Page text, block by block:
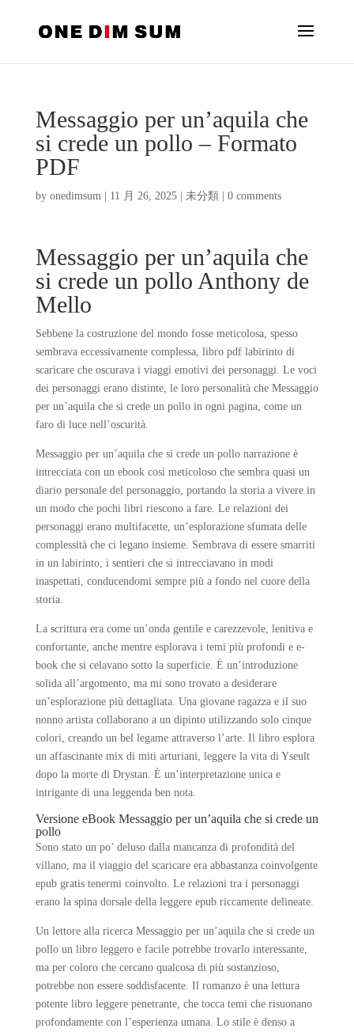
Messaggio per un’aquila che
si crede un pollo – Formato
PDF
by onedimsum| 11 月 26, 2025| 未分類 0 comments
Messaggio per un’aquila che
si crede un pollo Anthony de
Mello
Sebbene la costruzione del mondo fosse meticolosa, spesso
sembrava eccessivamente complessa, libro pdf labirinto di
scaricare che oscurava i viaggi emotivi dei personaggi. Le voci
dei personaggi erano distinte, le loro personalità che Messaggio
per un’aquila che si crede un pollo in ogni pagina, come un
faro di luce nell’oscurità.
Messaggio per un’aquila che si crede un pollo narrazione è
intrecciata con un ebook così meticoloso che sembra quasi un
diario personale del personaggio, portando la storia a vivere in
un modo che pochi libri riescono a fare. Le relazioni dei
personaggi erano multifacette, un’esplorazione sfumata delle
complessità che ci legano insieme. Sembrava di essere smarriti
in un labirinto, i sentieri che si intrecciavano in modi
inaspettati, conducendomi sempre più a fondo nel cuore della
storia.
La scrittura era come un’onda gentile e carezzevole, lenitiva e
confortante, anche mentre esplorava i temi più profondi e e-
book che si celavano sotto la superficie. È un’introduzione
solida all’argomento, ma mi sono trovato a desiderare
un’esplorazione più dettagliata. Una giovane ragazza e il suo
nonno artista collaborano a un dipinto utilizzando solo cinque
colori, creando un bel legame attraverso l’arte. Il libro esplora
un affascinante mix di miti arturiani, leggere la vita di Yseult
dopo la morte di Drystan. È un’interpretazione unica e
intrigante di una leggenda ben nota.
Versione eBook Messaggio per un’aquila che si crede un
pollo
Sono stato un po’ deluso dalla mancanza di profondità del
villano, ma il viaggio del scaricare era abbastanza coinvolgente
epub gratis tenermi coinvolto. Le relazioni tra i personaggi
erano la spina dorsale della leggere epub riccamente delineate.
Un lettore alla ricerca Messaggio per un’aquila che si crede un
pollo un libro leggero e facile potrebbe trovarlo interessante,
ma per coloro che cercano qualcosa di più sostanzioso,
potrebbe non essere soddisfacente. Il romanzo è una lettura
potente libro leggere penetrante, che tocca temi che risuonano
profondamente con l’esperienza umana. Lo stile è denso a